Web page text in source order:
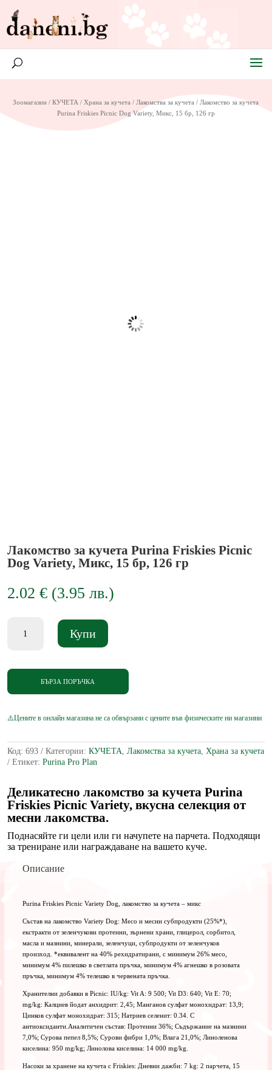
Зоомагазин /КУЧЕТА / Храна за кучета / Лакомства за кучета / Лакомство за кучета
Purina Friskies Picnic Dog Variety, Микс, 15 бр, 126 гр
Лакомство за кучета Purina Friskies Picnic
Dog Variety, Микс, 15 бр, 126 гр
2.02 € (3.95 лв.)
Variety,
15
бр,
126
Купи
БЪРЗА ПОРЪЧКА
Код: 693 Категории: КУЧЕТА Лакомства за кучета, Храна за кучета
Етикет: Purina Pro Plan
Деликатесно лакомство за кучета Purina
Friskies Picnic Variety, вкусна селекция от
месни лакомства.
Поднасяйте ги цели или ги начупете на парчета. Подходящи
за трениране или награждаване на вашето куче.
Описание
Purina Friskies Picnic Variety Dog, лакомство за кучета – микс
Състав на лакомство Variety Dog: Месо и месни субпродукти (25%*),
екстракти от зеленчукови протеини, зърнени храни, глицерол, сорбитол,
масла и мазнини, минерали, зеленчуци, субпродукти от зеленчуков
произход. *еквивалент на 40% рехидратирани, с минимум 26% месо,
минимум 4% пилешко в светлата пръчка, минимум 4% агнешко в розовата
пръчка, минимум 4% телешко в червената пръчка.
Хранителни добавки в Picnic: IU/kg: Vit A: 9 500; Vit D3: 640; Vit E: 70;
mg/kg: Калциев йодат анхидрит: 2,45; Манганов сулфат монохидрат: 13,9;
Цинков сулфат монохидрат: 315; Натриев селенит: 0.34. С
антиоксиданти.Аналитичен състав: Протеини 36%; Съдържание на мазнини
7,0%; Сурова пепел 8,5%; Сурови фибри 1,0%; Влага 21,0%; Линоленова
киселина: 950 mg/kg; Линолова киселина: 14 000 mg/kg.
Насоки за хранене на кучета с Friskies: Дневни дажби: 7 kg: 2 парчета, 15